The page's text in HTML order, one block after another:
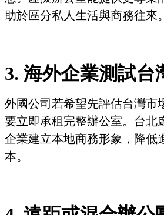
助於區分私人生活與商務往來。
3. 海外企業測試台
外國公司若希望先評估台灣市
要立即承租完整辦公室。台北
企業建立本地商務形象，降低
本。